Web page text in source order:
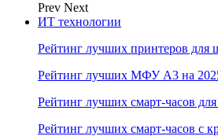
Prev Next
ИТ технологии
Рейтинг лучших принтеров для
Рейтинг лучших МФУ А3 на
Рейтинг лучших смарт-часов
Рейтинг лучших смарт-часов с